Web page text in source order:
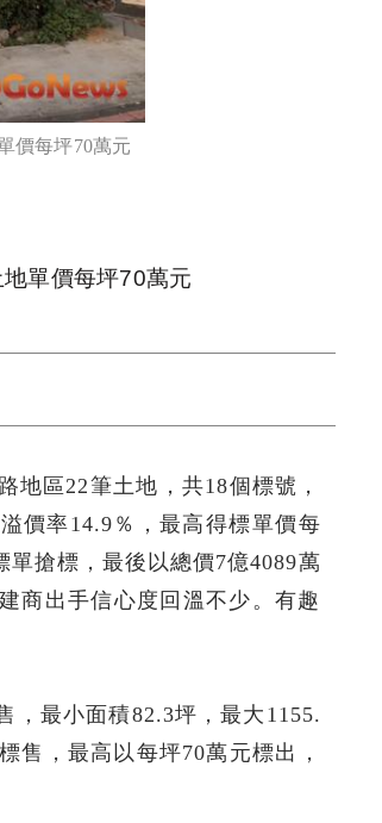
價每坪70萬元
單價每坪70萬元
地區22筆土地，共18個標號，
價率14.9％，最高得標單價每
搶標，最後以總價7億4089萬
商出手信心度回溫不少。有趣
，最小面積82.3坪，最大1155.
售，最高以每坪70萬元標出，